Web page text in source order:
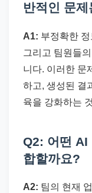
반적인 문
A1: 부정확한
그리고 팀원들
니다. 이러한 문
하고, 생성된 결
육을 강화하는
Q2: 어떤 AI
합할까요?
A2: 팀의 현재